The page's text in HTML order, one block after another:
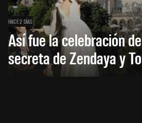
HACE 2 DÍAS
Así fue la celebración
secreta de Zendaya y